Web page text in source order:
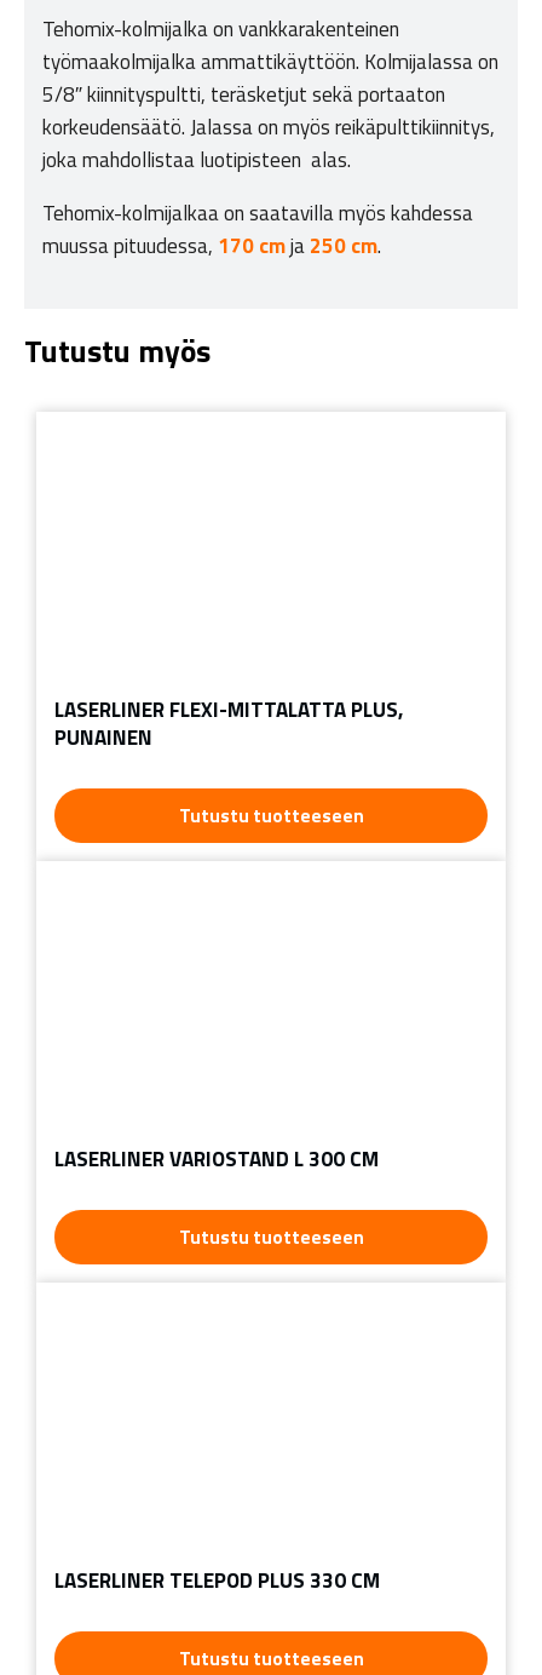
Tehomix-kolmijalka on vankkarakenteinen
työmaakolmijalka ammattikäyttöön. Kolmijalassa on
5/8″ kiinnityspultti, teräsketjut sekä portaaton
korkeudensäätö. Jalassa on myös reikäpulttikiinnitys,
joka mahdollistaa luotipisteen alas.
Tehomix-kolmijalkaa on saatavilla myös kahdessa
muussa pituudessa, 170 cmja250 cm.
Tutustu myös
LASERLINER FLEXI-MITTALATTA PLUS,
PUNAINEN
Tutustu tuotteeseen
LASERLINER VARIOSTAND L 300 CM
Tutustu tuotteeseen
LASERLINER TELEPOD PLUS 330 CM
Tutustu tuotteeseen